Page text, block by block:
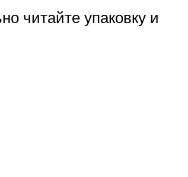
читайте упаковку и